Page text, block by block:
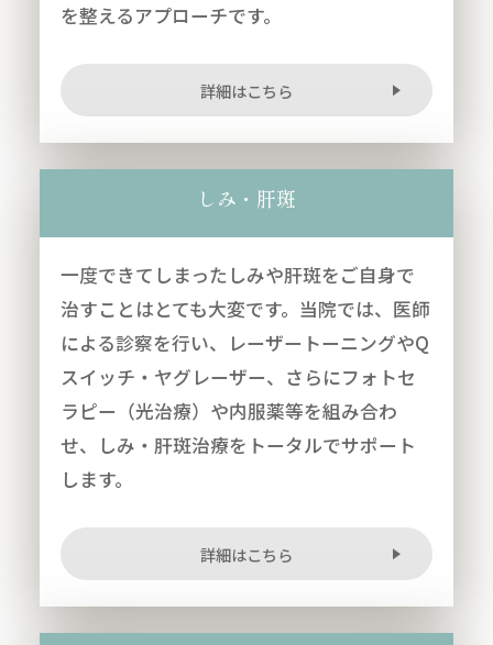
を整えるアプローチです。
詳細はこちら
しみ・肝斑
一度できてしまったしみや肝斑をご自身で
治すことはとても大変です。当院では、医師
による診察を行い、レーザートーニングやQ
スイッチ・ヤグレーザー、さらにフォトセ
ラピー（光治療）や内服薬等を組み合わ
せ、しみ・肝斑治療をトータルでサポート
します。
詳細はこちら